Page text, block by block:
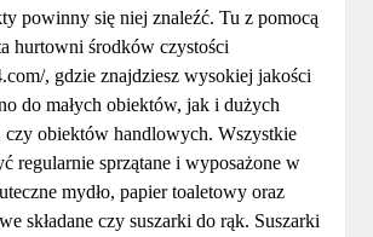
powinny się niej znaleźć. Tu z pomocą
hurtowni środków czystości
, gdzie znajdziesz wysokiej jakości
do małych obiektów, jak i dużych
czy obiektów handlowych. Wszystkie
regularnie sprzątane i wyposażone w
mydło, papier toaletowy oraz
składane czy suszarki do rąk. Suszarki